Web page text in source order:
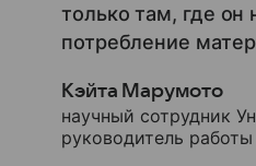
только там, где
потребление
Кэйта Марумото
научный сотрудник
руководитель работы